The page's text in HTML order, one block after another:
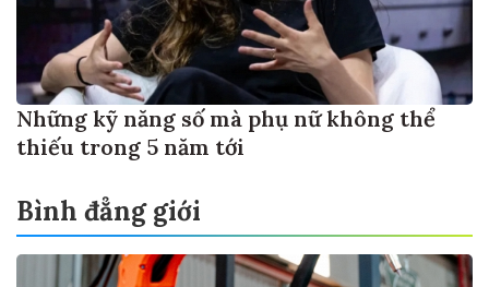
Những kỹ năng số mà phụ nữ không thể
thiếu trong 5 năm tới
Bình đẳng giới